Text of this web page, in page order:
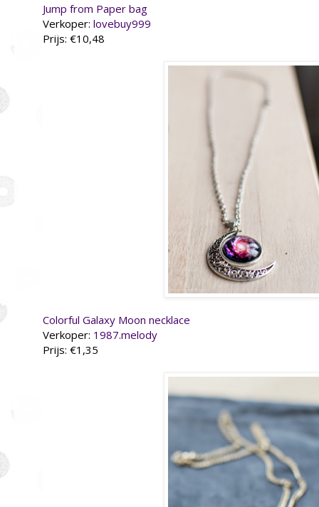
Jump from Paper bag
Verkoper: lovebuy999
Prijs: €10,48
Colorful Galaxy Moon necklace
Verkoper: 1987.melody
Prijs: €1,35